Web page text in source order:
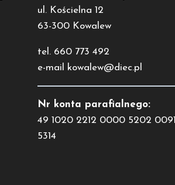
ul. Kościelna 12
63-300 Kowalew
tel. 660 773 492
e-mail kowalew@diec.pl
Nr konta parafialnego:
49 1020 2212 0000 5202 0091
5314